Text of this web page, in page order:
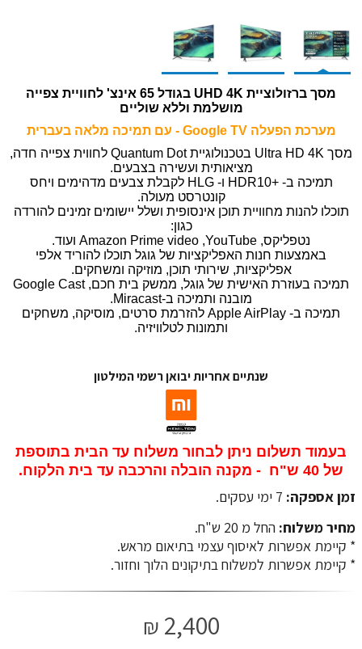
מסך ברזולוציית UHD 4K בגודל 65 אינצ' לחוויית צפייה
מושלמת וללא שוליים
מערכת הפעלה Google TV - עם תמיכה מלאה בעברית
מסך Ultra HD 4K בטכנולוגיית Quantum Dot לחווית צפייה חדה,
מציאותית ועשירה בצבעים.
תמיכה ב- +HDR10 ו- HLG לקבלת צבעים מדהימים ויחס
קונטרסט מעולה.
תוכלו להנות מחוויית תוכן אינסופית ושלל יישומים זמינים להורדה
כגון:
נטפליקס, Amazon Prime video ,YouTube ועוד.
באמצעות חנות האפליקציות של גוגל תוכלו להוריד אלפי
אפליקציות, שירותי תוכן, מוזיקה ומשחקים.
תמיכה בעוזרת האישית של גוגל, ממשק בית חכם, Google Cast
מובנה ותמיכה ב-Miracast.
תמיכה ב- Apple AirPlay להזרמת סרטים, מוסיקה, משחקים
ותמונות לטלוויזיה.
שנתיים אחריות יבואן רשמי המילטון
בעמוד תשלום ניתן לבחור משלוח עד הבית בתוספת
של 40 ש"ח - מקנה הובלה והרכבה עד בית הלקוח.
זמן אספקה: 7 ימי עסקים.
מחיר משלוח: החל מ 20 ש"ח.
​​​​​​​* קיימת אפשרות לאיסוף עצמי בתיאום מראש.
* קיימת אפשרות למשלוח בתיקונים הלוך וחזור.
2,400
₪